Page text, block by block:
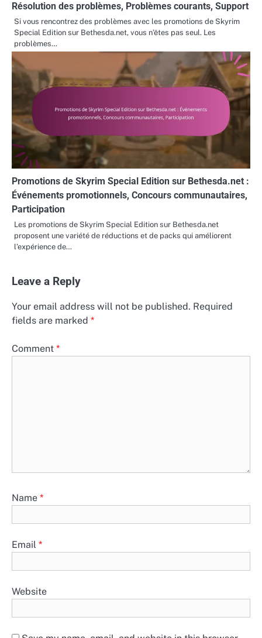
Résolution des problèmes, Problèmes courants, Support
Si vous rencontrez des problèmes avec les promotions de Skyrim
Special Edition sur Bethesda.net, vous n’êtes pas seul. Les
problèmes…
Promotions de Skyrim Special Edition sur Bethesda.net :
Événements promotionnels, Concours communautaires,
Participation
Les promotions de Skyrim Special Edition sur Bethesda.net
proposent une variété de réductions et de packs qui améliorent
l’expérience de…
Leave a Reply
Your email address will not be published. Required
fields are marked *
Comment *
Name *
Email *
Website